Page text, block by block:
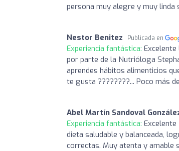
persona muy alegre y muy linda
Nestor Benitez Publicada en
Experiencia fantástica:
por parte de la Nutrióloga
aprendes hábitos alimenticios
te gusta ????????... Poco más
Abel Martín Sandoval
Experiencia fantástica:
dieta saludable y balanceada,
correctas. Muy atenta y amable